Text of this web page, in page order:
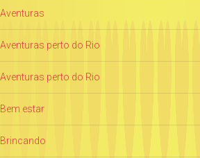
Aventuras
Aventuras perto do Rio
Aventuras perto do Rio
Bem estar
Brincando